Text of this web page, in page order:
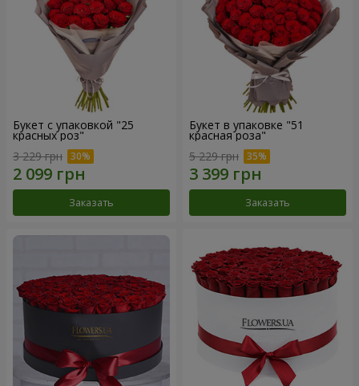
Букет с упаковкой "25
красных роз"
3 229 грн
Заказать
Букет в упаковке "51
красная роза"
5 229 грн
Заказать